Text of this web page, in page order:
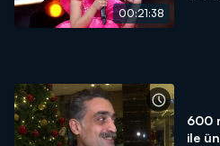
00:21:38
600
ile